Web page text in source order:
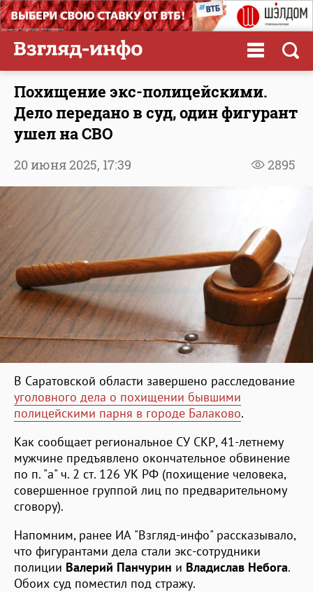
Похищение экс-полицейскими.
Дело передано в суд, один фигурант
ушел на СВО
2895
20 июня 2025, 17:39
В Саратовской области завершено расследование
уголовного дела о похищении бывшими
полицейскими парня в городе Балаково.
Как сообщает региональное СУ СКР, 41-летнему
мужчине предъявлено окончательное обвинение
по п. "а" ч. 2 ст. 126 УК РФ (похищение человека,
совершенное группой лиц по предварительному
сговору).
Напомним, ранее ИА "Взгляд-инфо" рассказывало,
что фигурантами дела стали экс-сотрудники
полиции Валерий Панчурин и Владислав Небога.
Обоих суд поместил под стражу.